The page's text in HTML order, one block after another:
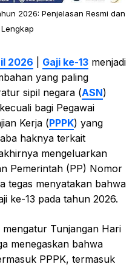
2026: Penjelasan Resmi dan
2026 Gaji ke-13 menjadi
yang paling
sipil negara (ASN)
bagi Pegawai
Kerja (PPPK) yang
haknya terkait
mengeluarkan
Pemerintah (PP) Nomor
tegas menyatakan bahwa
ke-13 pada tahun 2026.
Tunjangan Hari
menegaskan bahwa
PPPK, termasuk